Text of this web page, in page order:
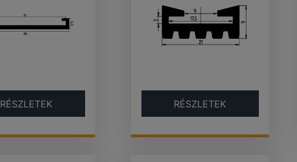
RÉSZLETEK RÉSZLETEK